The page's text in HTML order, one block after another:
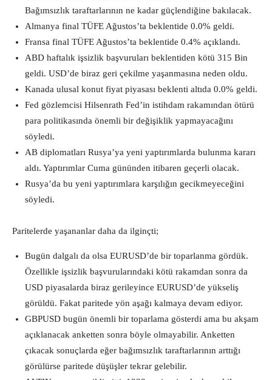
Bağımsızlık taraftarlarının ne kadar güçlendiğine bakılacak.
Almanya final TÜFE Ağustos’ta beklentide 0.0% geldi.
Fransa final TÜFE Ağustos’ta beklentide 0.4% açıklandı.
ABD haftalık işsizlik başvuruları beklentiden kötü 315 Bin
geldi. USD’de biraz geri çekilme yaşanmasına neden oldu.
Kanada ulusal konut fiyat piyasası beklenti altıda 0.0% geldi.
Fed gözlemcisi Hilsenrath Fed’in istihdam rakamından ötürü
para politikasında önemli bir değişiklik yapmayacağını
söyledi.
AB diplomatları Rusya’ya yeni yaptırımlarda bulunma kararı
aldı. Yaptırımlar Cuma gününden itibaren geçerli olacak.
Rusya’da bu yeni yaptırımlara karşılığın gecikmeyeceğini
söyledi.
Paritelerde yaşananlar daha da ilginçti;
Bugün dalgalı da olsa EURUSD’de bir toparlanma gördük.
Özellikle işsizlik başvurularındaki kötü rakamdan sonra da
USD piyasalarda biraz gerileyince EURUSD’de yükseliş
görüldü. Fakat paritede yön aşağı kalmaya devam ediyor.
GBPUSD bugün önemli bir toparlama gösterdi ama bu akşam
açıklanacak anketten sonra böyle olmayabilir. Anketten
çıkacak sonuçlarda eğer bağımsızlık taraftarlarının arttığı
görülürse paritede düşüşler tekrar gelebilir.